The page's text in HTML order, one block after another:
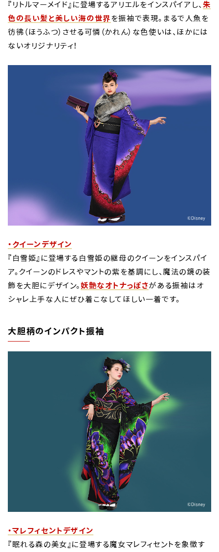
『リトルマーメイド』に登場するアリエルをインスパイアし、 朱
色の長い髪と美しい海の世界を振袖で表現。まるで人魚を
彷彿（ほうふつ）させる可憐（かれん）な色使いは、ほかには
ないオリジナリティ！
・クイーンデザイン
『白雪姫』に登場する白雪姫の継母のクイーンをインスパイ
ア。クイーンのドレスやマントの紫を基調にし、魔法の鏡の装
飾を大胆にデザイン。妖艶なオトナっぽさがある振袖はオ
シャレ上手な人にぜひ着こなしてほしい一着です。
大胆柄のインパクト振袖
・マレフィセントデザイン
『眠れる森の美女』に登場する魔女マレフィセントを象徴す